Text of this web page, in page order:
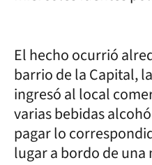
El hecho ocurrió
barrio de la Capital,
ingresó al local
varias bebidas
pagar lo
lugar a bordo de